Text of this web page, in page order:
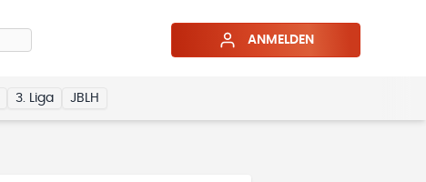
ANMELDEN
3. Liga JBLH